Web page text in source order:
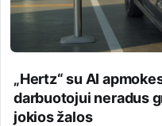
„Hertz“ su AI
darbuotojui neradus
jokios žalos